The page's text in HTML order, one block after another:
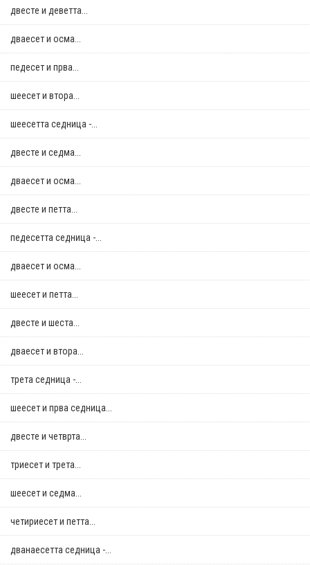
двестe и деветта...
дваесет и осма...
педесет и прва...
шеесет и втора...
шеесетта седница -...
двестe и седма...
дваесет и осма...
двестe и петта...
педесетта седница -...
дваесет и осма...
шеесет и петта...
двестe и шеста...
дваесет и втора...
трета седница -...
шеесет и прва седница...
двестe и четврта...
триесет и трета...
шеесет и седма...
четириесет и петта...
дванаесетта седница -...